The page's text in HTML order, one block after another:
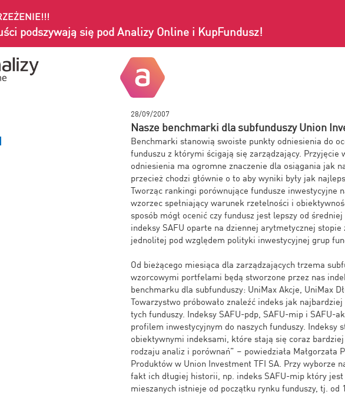
podszywają się pod Analizy Online i KupFundusz!
28/09/2007
Nasze benchmarki dla subfunduszy Union
Benchmarki stanowią swoiste punkty odniesienia do
funduszu z którymi ścigają się zarządzający. Przyjęcie
odniesienia ma ogromne znaczenie dla osiągania jak
przecież chodzi głównie o to aby wyniki były jak
Tworząc rankingi porównujące fundusze inwestycyjne
wzorzec spełniający warunek rzetelności i
sposób mógł ocenić czy fundusz jest lepszy od
indeksy SAFU oparte na dziennej arytmetycznej
jednolitej pod względem polityki inwestycyjnej grup
Od bieżącego miesiąca dla zarządzających trzema
wzorcowymi portfelami będą stworzone przez nas
benchmarku dla subfunduszy: UniMax Akcje, UniMax
Towarzystwo próbowało znaleźć indeks jak
tych funduszy. Indeksy SAFU-pdp, SAFU-mip i SAFU-
profilem inwestycyjnym do naszych funduszy. Indeksy
obiektywnymi indeksami, które stają się coraz
rodzaju analiz i porównań” – powiedziała Małgorzata
Produktów w Union Investment TFI SA. Przy wyborze
fakt ich długiej historii, np. indeks SAFU-mip który
mieszanych istnieje od początku rynku funduszy, tj. od